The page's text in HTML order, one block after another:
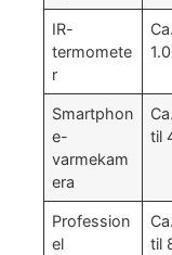
IR-
termomete
r
Smartphon
e-
varmekam
era
til
Profession
el
til